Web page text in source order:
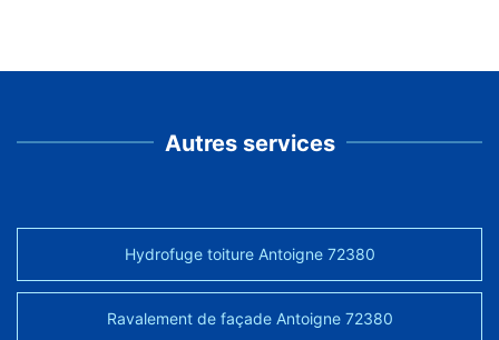
Autres services
Hydrofuge toiture Antoigne 72380
Ravalement de façade Antoigne 72380